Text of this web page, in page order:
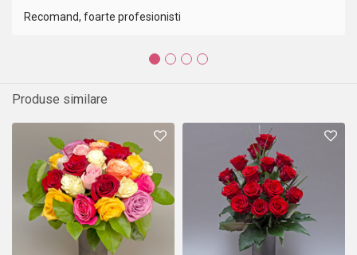
Recomand, foarte profesionisti
Produse similare